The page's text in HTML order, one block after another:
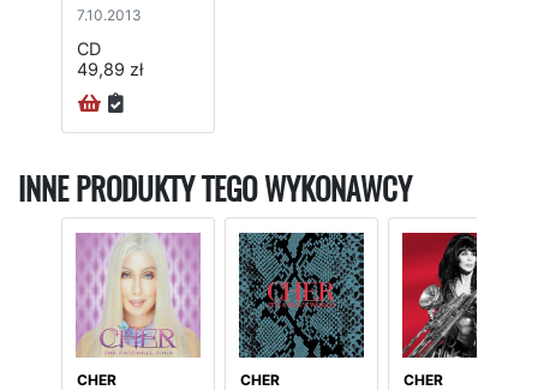
7.10.2013
CD
49,89 zł
INNE PRODUKTY TEGO WYKONAWCY
CHER
CHER
CHER